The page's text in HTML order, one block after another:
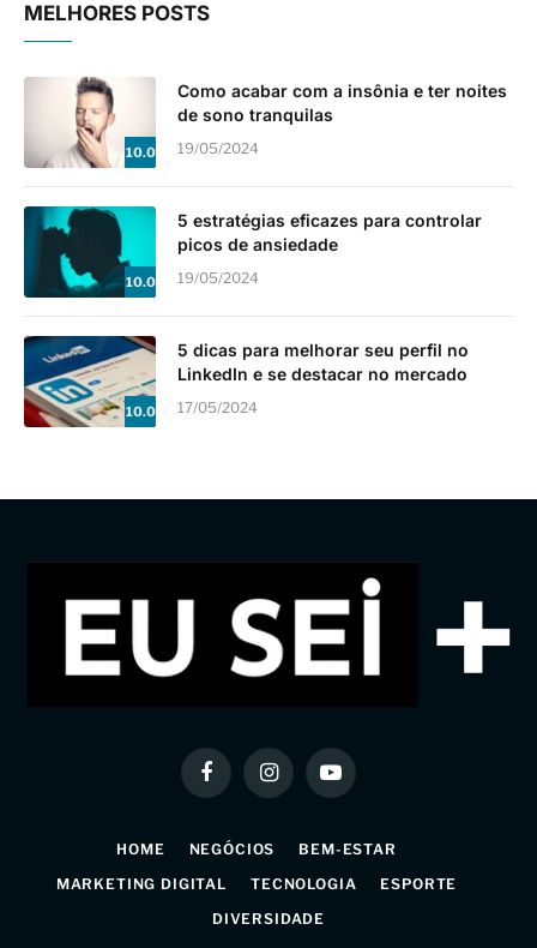
MELHORES POSTS
10.0
Como acabar com a insônia e ter noites
de sono tranquilas
19/05/2024
10.0
5 estratégias eficazes para controlar
picos de ansiedade
19/05/2024
10.0
5 dicas para melhorar seu perfil no
LinkedIn e se destacar no mercado
17/05/2024
FacebookInstagramYouTube
HOME NEGÓCIOS
BEM-ESTAR
MARKETING DIGITAL
TECNOLOGIA
ESPORTE
DIVERSIDADE